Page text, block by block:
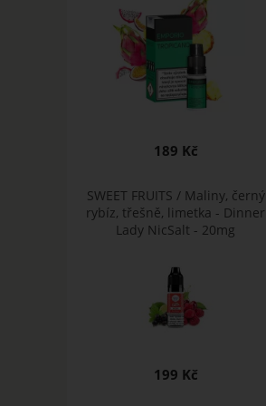
189 Kč
SWEET FRUITS / Maliny, černý
rybíz, třešně, limetka - Dinner
Lady NicSalt - 20mg
199 Kč